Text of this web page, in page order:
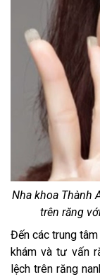
Nha khoa Thành
trên răng
Đến các trung
khám và tư vấn
lệch trên răng